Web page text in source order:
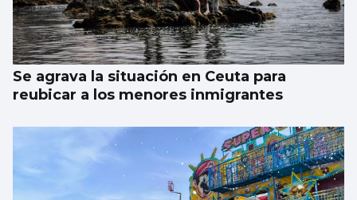
Se agrava la situación en Ceuta para
reubicar a los menores inmigrantes